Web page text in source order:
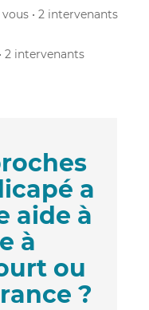
• 2 intervenants
2 intervenants
a
aide à
à
ou
?